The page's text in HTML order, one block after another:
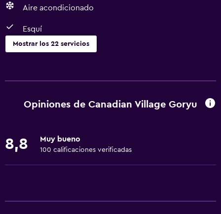
Aire acondicionado
Esquí
Mostrar los 22 servicios
Wifi gratis
Aire acondicionado
Opiniones de Canadian Village Goryu
8,8 Muy bueno
100 calificaciones verificadas